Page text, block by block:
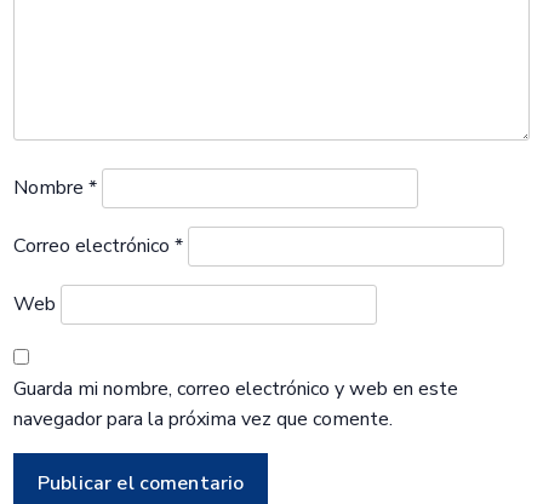
Nombre *
Correo electrónico *
Web
Guarda mi nombre, correo electrónico y web en este
navegador para la próxima vez que comente.